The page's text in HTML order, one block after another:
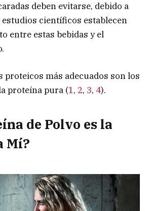
deben evitarse, debido a
estudios científicos establecen
entre estas bebidas y el
proteicos más adecuados son los
proteína pura (1, 2, 3, 4).
de Polvo es la
Mí?